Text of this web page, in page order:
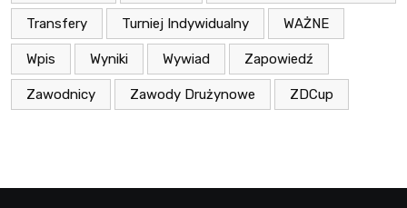
Transfery Turniej Indywidualny WAŻNE
Wpis Wyniki Wywiad Zapowiedź
Zawodnicy Zawody Drużynowe ZDCup